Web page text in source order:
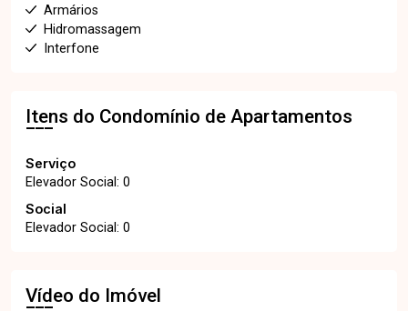
Armários
Hidromassagem
Interfone
Itens do Condomínio de Apartamentos
Serviço
Elevador Social: 0
Social
Elevador Social: 0
Vídeo do Imóvel